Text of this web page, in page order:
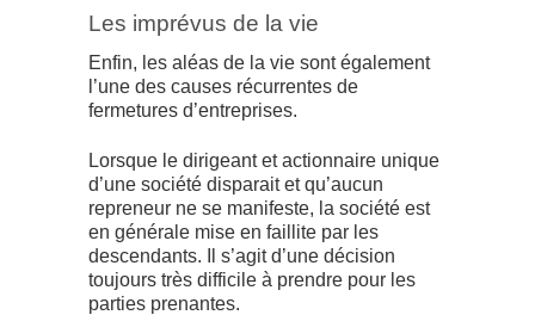
Les imprévus de la vie
Enfin, les aléas de la vie sont également
l’une des causes récurrentes de
fermetures d’entreprises.
Lorsque le dirigeant et actionnaire unique
d’une société disparait et qu’aucun
repreneur ne se manifeste, la société est
en générale mise en faillite par les
descendants. Il s’agit d’une décision
toujours très difficile à prendre pour les
parties prenantes.